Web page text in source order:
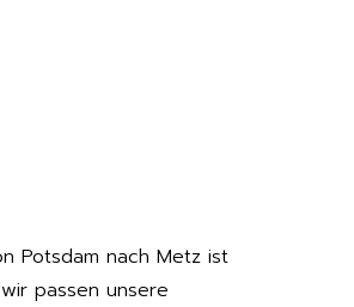
Potsdam nach Metz ist
passen unsere